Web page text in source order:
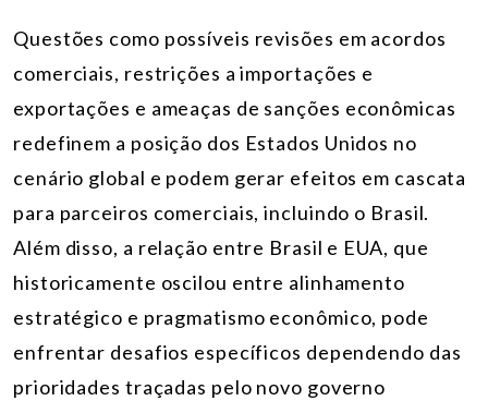
Questões como possíveis revisões em acordos
comerciais, restrições a importações e
exportações e ameaças de sanções econômicas
redefinem a posição dos Estados Unidos no
cenário global e podem gerar efeitos em cascata
para parceiros comerciais, incluindo o Brasil.
Além disso, a relação entre Brasil e EUA, que
historicamente oscilou entre alinhamento
estratégico e pragmatismo econômico, pode
enfrentar desafios específicos dependendo das
prioridades traçadas pelo novo governo